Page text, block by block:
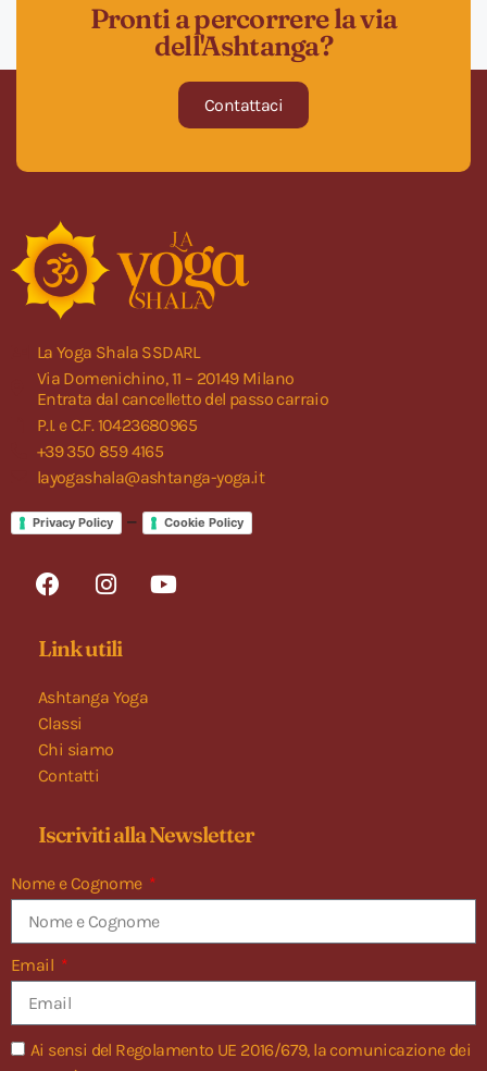
Pronti a percorrere la via
dell'Ashtanga?
Contattaci
La Yoga Shala SSDARL
Via Domenichino, 11 – 20149 Milano
Entrata dal cancelletto del passo carraio
P.I. e C.F. 10423680965
+39 350 859 4165
layogashala@ashtanga-yoga.it
Privacy Policy – Cookie Policy
Link utili
Ashtanga Yoga
Classi
Chi siamo
Contatti
Iscriviti alla Newsletter
Nome e Cognome
Email
Ai sensi del Regolamento UE 2016/679, la comunicazione dei